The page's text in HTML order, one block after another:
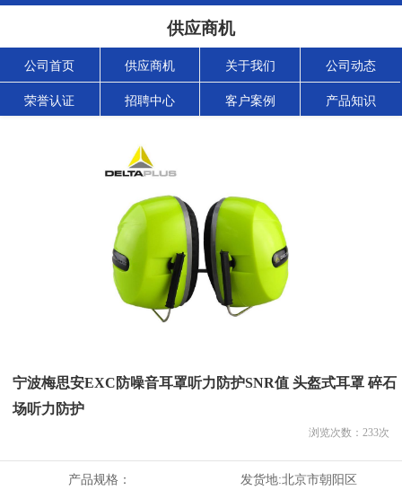
供应商机
公司首页 供应商机 关于我们 公司动态
荣誉认证 招聘中心 客户案例 产品知识
宁波梅思安EXC防噪音耳罩听力防护SNR值 头盔式耳罩 碎石
场听力防护
浏览次数： 233次
产品规格： 发货地:北京市朝阳区